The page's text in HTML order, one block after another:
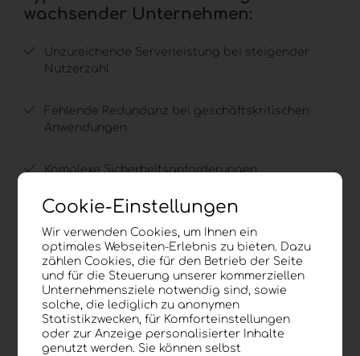
wachsender Unternehmen:
Unzureichende Serverleistung bei steigender
Nutzerzahl
Fehlende Redundanz bei geschäftskritischen
Anwendungen
Komplexe Sicherheitsanforderungen
Fehlende 24/7 Überwachung
Vorteile einer professionellen
Managed Infrastructure:
Flexible Erweiterung von Speicher,
Rechenleistung und Bandbreite
Cookie-Einstellungen
Wir verwenden Cookies, um Ihnen ein
optimales Webseiten-Erlebnis zu bieten. Dazu
zählen Cookies, die für den Betrieb der Seite
und für die Steuerung unserer kommerziellen
Unternehmensziele notwendig sind, sowie
solche, die lediglich zu anonymen
Statistikzwecken, für Komforteinstellungen
oder zur Anzeige personalisierter Inhalte
genutzt werden. Sie können selbst